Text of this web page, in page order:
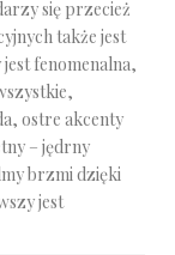
się przecież
także jest
fenomenalna,
ostre akcenty
– jędrny
brzmi dzięki
jest